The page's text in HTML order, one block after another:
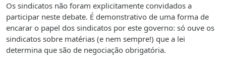
Os sindicatos não foram explicitamente convidados a
participar neste debate. É demonstrativo de uma forma de
encarar o papel dos sindicatos por este governo: só ouve os
sindicatos sobre matérias (e nem sempre!) que a lei
determina que são de negociação obrigatória.